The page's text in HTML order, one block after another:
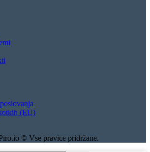
(EU)
© Vse pravice pridržane.